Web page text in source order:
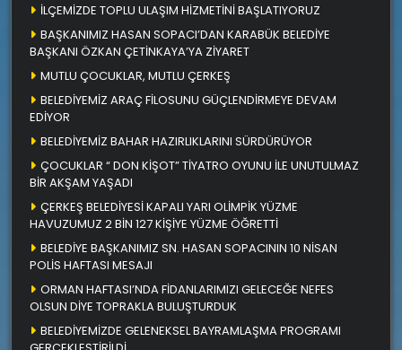
İLÇEMİZDE TOPLU ULAŞIM HİZMETİNİ BAŞLATIYORUZ
BAŞKANIMIZ HASAN SOPACI’DAN KARABÜK BELEDİYE
BAŞKANI ÖZKAN ÇETİNKAYA’YA ZİYARET
MUTLU ÇOCUKLAR, MUTLU ÇERKEŞ
BELEDİYEMİZ ARAÇ FİLOSUNU GÜÇLENDİRMEYE DEVAM
EDİYOR
BELEDİYEMİZ BAHAR HAZIRLIKLARINI SÜRDÜRÜYOR
ÇOCUKLAR “ DON KİŞOT” TİYATRO OYUNU İLE UNUTULMAZ
BİR AKŞAM YAŞADI
ÇERKEŞ BELEDİYESİ KAPALI YARI OLİMPİK YÜZME
HAVUZUMUZ 2 BİN 127 KİŞİYE YÜZME ÖĞRETTİ
BELEDİYE BAŞKANIMIZ SN. HASAN SOPACININ 10 NİSAN
POLİS HAFTASI MESAJI
ORMAN HAFTASI’NDA FİDANLARIMIZI GELECEĞE NEFES
OLSUN DİYE TOPRAKLA BULUŞTURDUK
BELEDİYEMİZDE GELENEKSEL BAYRAMLAŞMA PROGRAMI